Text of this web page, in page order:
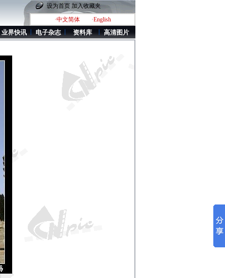
设为首页 加入收藏夹
·中文简体
·English
业界快讯 电子杂志 资料库 高清图片